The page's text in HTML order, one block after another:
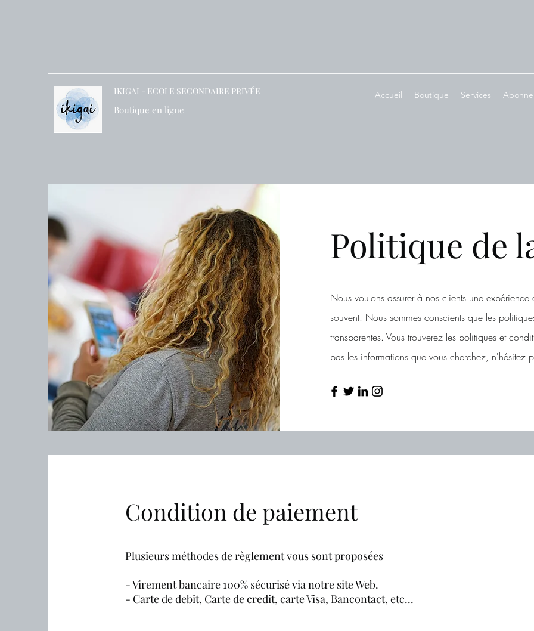
Accueil Boutique Services
IKIGAI - ECOLE SECONDAIRE PRIVÉE
Boutique en ligne
Politique de
Nous voulons assurer à nos clients une
souvent. Nous sommes conscients que les
transparentes. Vous trouverez les politiques et
pas les informations que vous cherchez, n'hésitez
Condition de paiement
Plusieurs méthodes de règlement vous sont proposées
- Virement bancaire 100% sécurisé via notre site Web.
- Carte de debit, Carte de credit, carte Visa, Bancontact, etc...